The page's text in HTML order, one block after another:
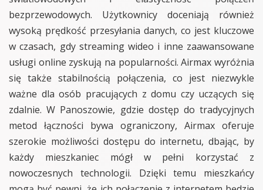
bezprzewodowych. Użytkownicy doceniają również
wysoką prędkość przesyłania danych, co jest kluczowe
w czasach, gdy streaming wideo i inne zaawansowane
usługi online zyskują na popularności. Airmax wyróżnia
się także stabilnością połączenia, co jest niezwykle
ważne dla osób pracujących z domu czy uczących się
zdalnie. W Panoszowie, gdzie dostęp do tradycyjnych
metod łączności bywa ograniczony, Airmax oferuje
szerokie możliwości dostępu do internetu, dbając, by
każdy mieszkaniec mógł w pełni korzystać z
nowoczesnych technologii. Dzięki temu mieszkańcy